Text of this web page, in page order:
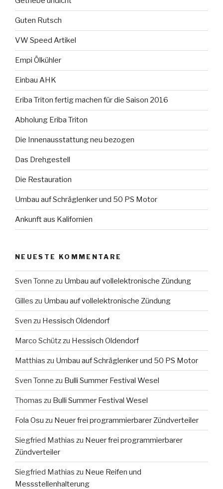
Guten Rutsch
VW Speed Artikel
Empi Ölkühler
Einbau AHK
Eriba Triton fertig machen für die Saison 2016
Abholung Eriba Triton
Die Innenausstattung neu bezogen
Das Drehgestell
Die Restauration
Umbau auf Schräglenker und 50 PS Motor
Ankunft aus Kalifornien
NEUESTE KOMMENTARE
Sven Tonne zu Umbau auf vollelektronische Zündung
Gilles zu Umbau auf vollelektronische Zündung
Sven zu Hessisch Oldendorf
Marco Schützzu Hessisch Oldendorf
Matthias zu Umbau auf Schräglenker und 50 PS Motor
Sven Tonne zu Bulli Summer Festival Wesel
Thomas zu Bulli Summer Festival Wesel
Fola Osu zu Neuer frei programmierbarer Zündverteiler
Siegfried Mathias zu Neuer frei programmierbarer
Zündverteiler
Siegfried Mathias zu Neue Reifen und
Messstellenhalterung